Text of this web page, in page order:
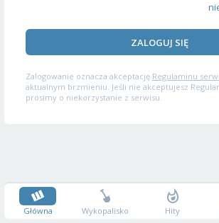
ZALOGUJ SIĘ
Zalogowanie oznacza akceptację Regulaminu
aktualnym brzmieniu. Jeśli nie akceptujesz
prosimy o niekorzystanie z serwisu.
Główna Wykopalisko Hity